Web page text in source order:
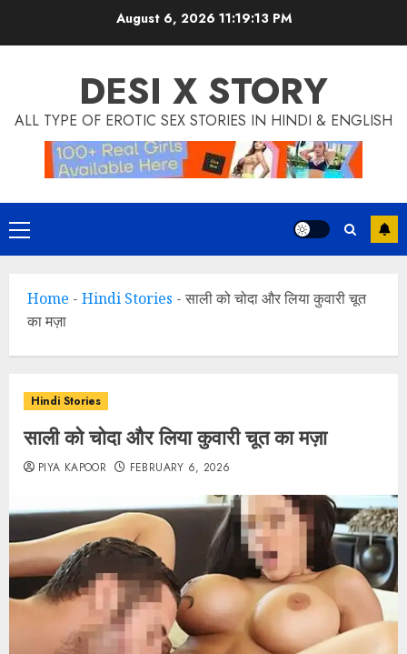
August 6, 2026 11:19:14 PM
DESI X STORY
ALL TYPE OF EROTIC SEX STORIES IN HINDI & ENGLISH
Primary
Menu
Home - Hindi Stories - साली को चोदा और लिया कुवारी चूत
का मज़ा
Hindi Stories
साली को चोदा और लिया कुवारी चूत का मज़ा
PIYA KAPOOR FEBRUARY 6, 2026
modal-check